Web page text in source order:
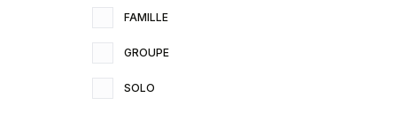
FAMILLE
GROUPE
SOLO